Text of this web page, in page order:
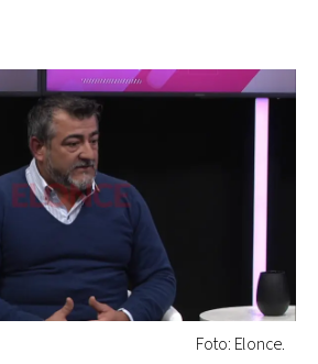
Foto: Elonce.